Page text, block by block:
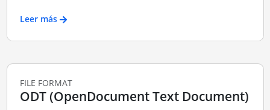
Leer más
FILE FORMAT
ODT (OpenDocument Text Document)